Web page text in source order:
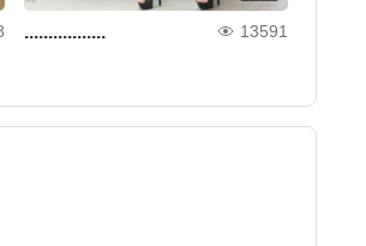
................. 13591